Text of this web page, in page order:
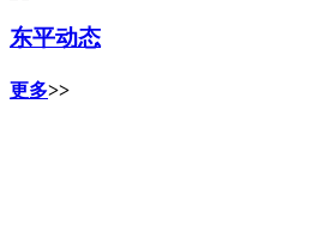
东平动态
更多>>